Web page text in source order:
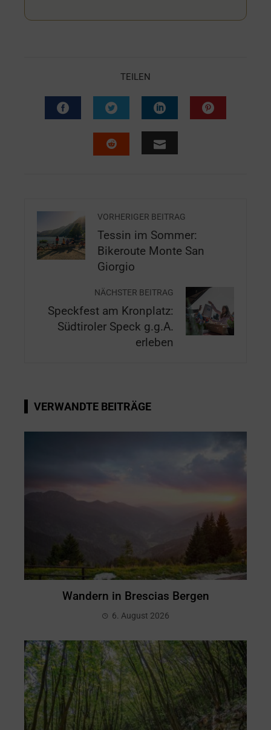
TEILEN
VORHERIGER BEITRAG
Tessin im Sommer:
Bikeroute Monte San
Giorgio
NÄCHSTER BEITRAG
Speckfest am Kronplatz:
Südtiroler Speck g.g.A.
erleben
VERWANDTE BEITRÄGE
Wandern in Brescias Bergen
6. August 2026